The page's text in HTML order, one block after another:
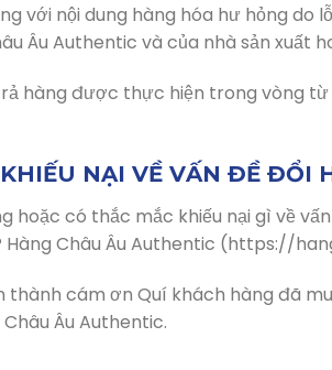
với nội dung hàng hóa hư hỏng
Âu Authentic và của nhà sản xuất
hàng được thực hiện trong vòng
NẠI VỀ VẤN ĐỀ ĐỔI
hoặc có thắc mắc khiếu nại gì về
Hàng Châu Âu Authentic (https://
thành cám ơn Quí khách hàng đã
Âu Authentic.